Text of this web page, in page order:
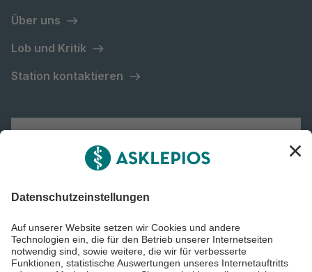
Über uns
Lob und Kritik
Station kontaktieren
Asklepios Gruppe